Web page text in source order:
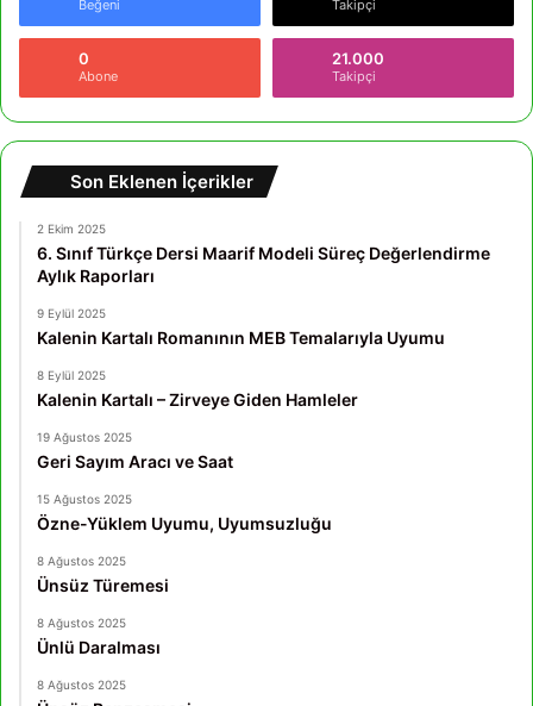
Beğeni Takipçi
0
Abone
21.000
Takipçi
Son Eklenen İçerikler
2 Ekim 2025
6. Sınıf Türkçe Dersi Maarif Modeli Süreç Değerlendirme
Aylık Raporları
9 Eylül 2025
Kalenin Kartalı Romanının MEB Temalarıyla Uyumu
8 Eylül 2025
Kalenin Kartalı – Zirveye Giden Hamleler
19 Ağustos 2025
Geri Sayım Aracı ve Saat
15 Ağustos 2025
Özne-Yüklem Uyumu, Uyumsuzluğu
8 Ağustos 2025
Ünsüz Türemesi
8 Ağustos 2025
Ünlü Daralması
8 Ağustos 2025